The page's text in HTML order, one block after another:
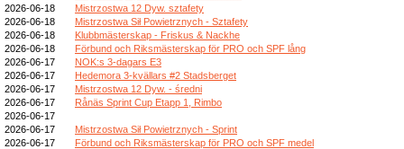
2026-06-18
Mistrzostwa 12 Dyw. sztafety
2026-06-18
Mistrzostwa Sił Powietrznych - Sztafety
2026-06-18
Klubbmästerskap - Friskus & Nackhe
2026-06-18
Förbund och Riksmästerskap för PRO och SPF lång
2026-06-17
NOK:s 3-dagars E3
2026-06-17
Hedemora 3-kvällars #2 Stadsberget
2026-06-17
Mistrzostwa 12 Dyw. - średni
2026-06-17
Rånäs Sprint Cup Etapp 1, Rimbo
2026-06-17
2026-06-17
Mistrzostwa Sił Powietrznych - Sprint
2026-06-17
Förbund och Riksmästerskap för PRO och SPF medel